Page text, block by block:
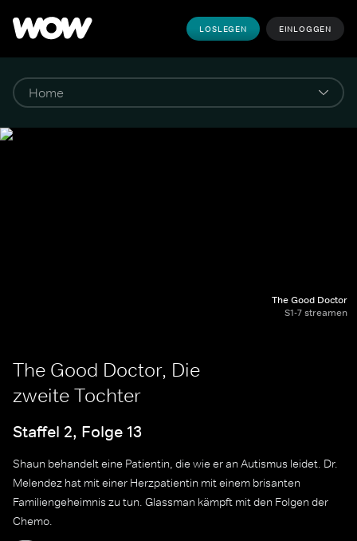
LOSLEGEN EINLOGGEN
The Good Doctor
S1-7 streamen
The Good Doctor, Die
zweite Tochter
Staffel 2, Folge 13
Shaun behandelt eine Patientin, die wie er an Autismus leidet. Dr.
Melendez hat mit einer Herzpatientin mit einem brisanten
Familiengeheimnis zu tun. Glassman kämpft mit den Folgen der
Chemo.